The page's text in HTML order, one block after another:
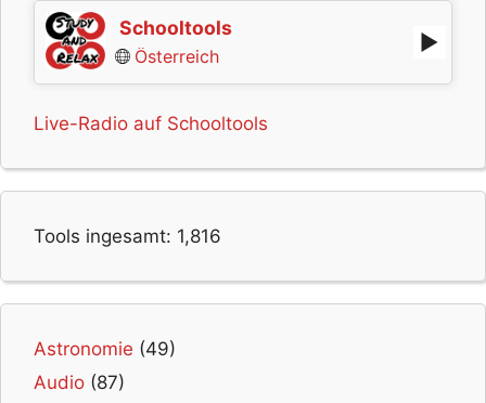
Schooltools
Österreich
Live-Radio auf Schooltools
Tools ingesamt: 1,816
Astronomie (49)
Audio (87)